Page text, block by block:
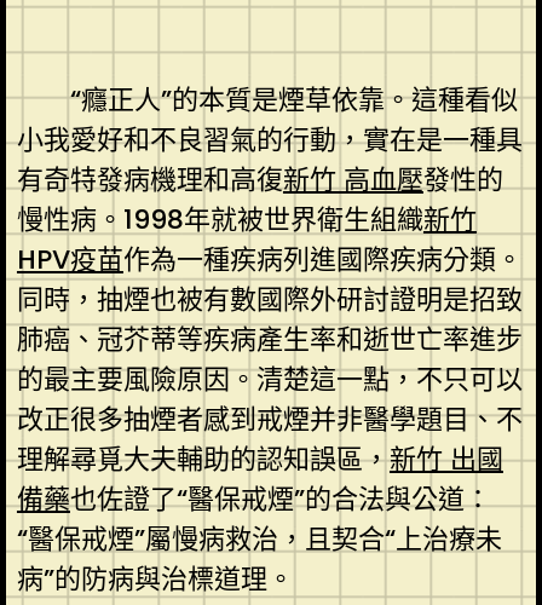
“癮正人”的本質是煙草依靠。這種看似
小我愛好和不良習氣的行動，實在是一種具
有奇特發病機理和高復新竹 高血壓發性的
慢性病。1998年就被世界衛生組織新竹
HPV疫苗作為一種疾病列進國際疾病分類。
同時，抽煙也被有數國際外研討證明是招致
肺癌、冠芥蒂等疾病產生率和逝世亡率進步
的最主要風險原因。清楚這一點，不只可以
改正很多抽煙者感到戒煙并非醫學題目、不
理解尋覓大夫輔助的認知誤區，新竹 出國
備藥也佐證了“醫保戒煙”的合法與公道：
“醫保戒煙”屬慢病救治，且契合“上治療未
病”的防病與治標道理。